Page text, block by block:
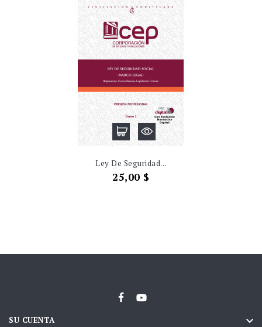
Ley De Seguridad...
Precio
25,00 $
SU CUENTA 